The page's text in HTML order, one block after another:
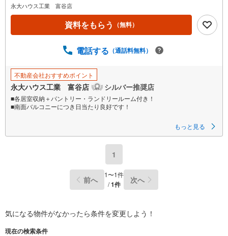
永大ハウス工業 富谷店
資料をもらう （無料）
電話する （通話料無料）
不動産会社おすすめポイント
永大ハウス工業 富谷店 シルバー推奨店
■各居室収納＋パントリー・ランドリールーム付き！
■南面バルコニーにつき日当たり良好です！
仙台市を中心に宮城県内の多数店舗で展開中！こちらでは当社の強みを大
きく2つに分けてご紹介！
戸建・マンション・土地...と種別を問わず不動産を取り扱っております。
更に教育施設や商業施設、子育て環境や行政などの地域情報を総合し、お
客様により良い物件選びをして頂けるよう、しっかりとサポートさせて頂
当社では【購入】【売却】【引っ越し】【リフォーム】など住宅に関する
様々なご質問はもちろん、ご購入時に気になる住宅ローン各種税金につい
ても、誠心誠意ご説明させて頂きます。
もっと見る
1
前へ 1〜1件
/1件 次へ
気になる物件がなかったら条件を変更しよう！
現在の検索条件